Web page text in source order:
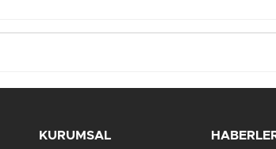
KURUMSAL